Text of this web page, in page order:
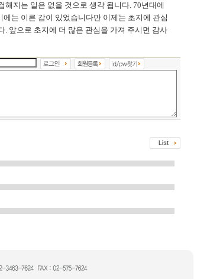
지는 일은 없을 것으로 생각 됩니다. 70년대에
는 이른 감이 있었습니다만 이제는 초지에 관심
앞으로 초지에 더 많은 관심을 가져 주시면 감사